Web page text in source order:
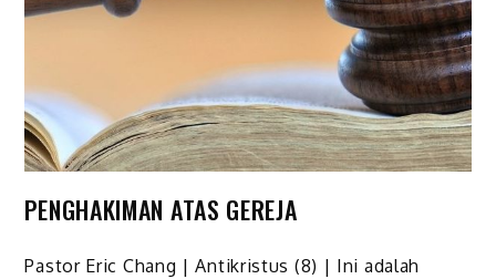
PENGHAKIMAN ATAS GEREJA
Pastor Eric Chang | Antikristus (8) | Ini adalah